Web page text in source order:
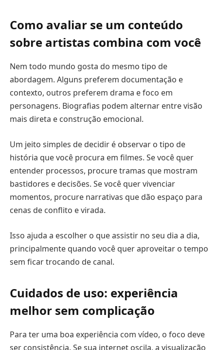
Como avaliar se um conteúdo
sobre artistas combina com você
Nem todo mundo gosta do mesmo tipo de
abordagem. Alguns preferem documentação e
contexto, outros preferem drama e foco em
personagens. Biografias podem alternar entre visão
mais direta e construção emocional.
Um jeito simples de decidir é observar o tipo de
história que você procura em filmes. Se você quer
entender processos, procure tramas que mostram
bastidores e decisões. Se você quer vivenciar
momentos, procure narrativas que dão espaço para
cenas de conflito e virada.
Isso ajuda a escolher o que assistir no seu dia a dia,
principalmente quando você quer aproveitar o tempo
sem ficar trocando de canal.
Cuidados de uso: experiência
melhor sem complicação
Para ter uma boa experiência com vídeo, o foco deve
ser consistência. Se sua internet oscila, a visualização